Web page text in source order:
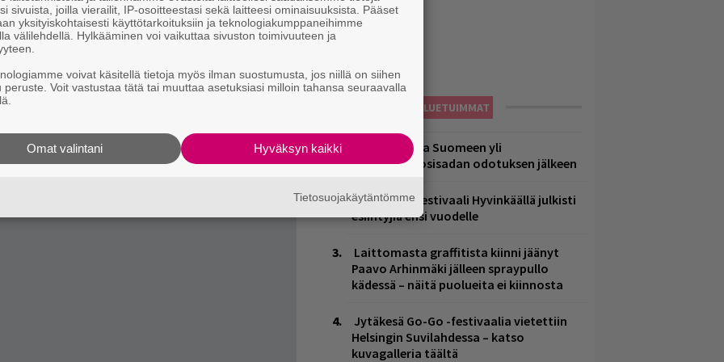
Worshipper -yhtyeestä tuttu). Riento sai
ja teki biisistä oman tulkintansa.
LUETUIMMAT
Weezer palaa Suomeen yli
neljännesvuosisadan odotuksen jälkeen
Äärimetallifestivaali Hyvinkäällä julkisti
esiintyjiä ensi vuodelle
Laittomasta graffitista kiinni jäänyt
Paavo Arhinmäki jälleen spraypullo
kädessä – näitä puolueita ei kiinnosta
Jytäkesä Go-Go -festivaalia vietettiin
Helsingin Suvilahdessa – katso
kuvagalleria täältä
sivuista, joilla vierailit, IP-osoitteestasi sekä laitteesi ominaisuuksista. Pääset
yksityiskohtaisesti käyttötarkoituksiin ja teknologiakumppaneihimme
välilehdellä. Hylkääminen voi vaikuttaa sivuston toimivuuteen ja
voivat käsitellä tietoja myös ilman suostumusta, jos niillä on siihen
peruste. Voit vastustaa tätä tai muuttaa asetuksiasi milloin tahansa seuraavalla
Hyväksyn kaikki
Omat valintani
Tietosuojakäytäntömme